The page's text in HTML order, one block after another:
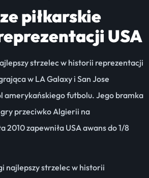
piłkarskie
USA
strzelec w historii reprezentacji
w LA Galaxy i San Jose
amerykańskiego futbolu. Jego bramka
przeciwko Algierii na
2010 zapewniła USA awans do 1/8
najlepszy strzelec w historii